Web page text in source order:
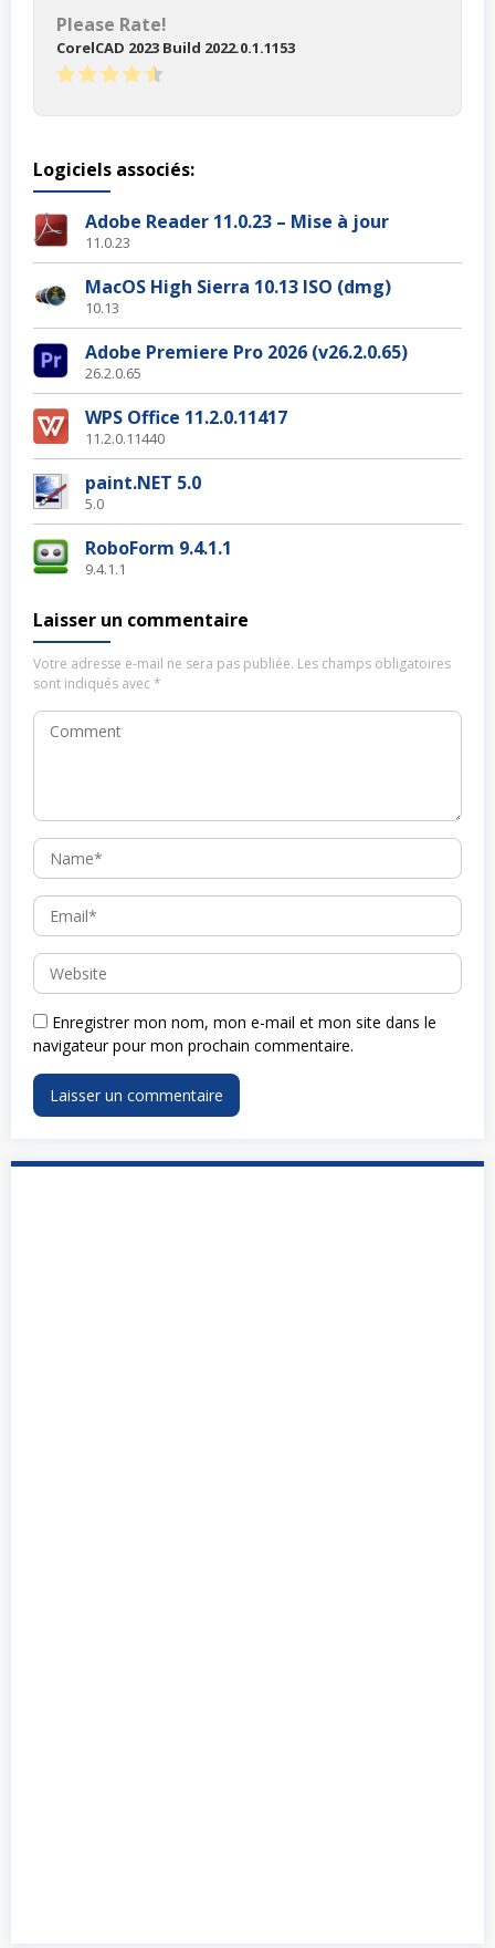
Please Rate!
CorelCAD 2023 Build 2022.0.1.1153
Logiciels associés:
Adobe Reader 11.0.23 – Mise à jour
11.0.23
MacOS High Sierra 10.13 ISO (dmg)
10.13
Adobe Premiere Pro 2026 (v26.2.0.65)
26.2.0.65
WPS Office 11.2.0.11417
11.2.0.11440
paint.NET 5.0
5.0
RoboForm 9.4.1.1
9.4.1.1
Laisser un commentaire
Votre adresse e-mail ne sera pas publiée. Les champs obligatoires
sont indiqués avec*
Enregistrer mon nom, mon e-mail et mon site dans le
navigateur pour mon prochain commentaire.